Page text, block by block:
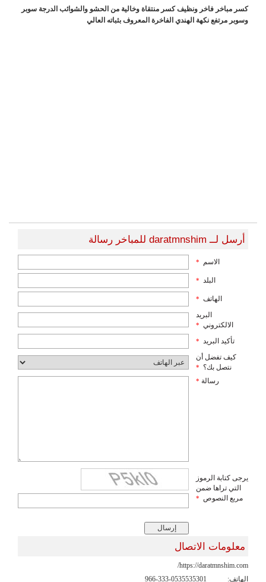
كسر مباخر فاخر ونظيف كسر منتقاة وخالية من الحشو والشوائب الدرجة سوبر
وسوبر مرتفع نكهة الهندي الفاخرة المعروف بثباته العالي
أرسل لــ daratmnshim للمباخر رسالة
الاسم *
البلد *
الهاتف *
البريد
الالكتروني *
تأكيد البريد *
كيف تفضل أن
نتصل بك؟ *
رسالة *
يرجى كتابة الرموز
التي تراها ضمن
مربع النصوص *
معلومات الاتصال
https://daratmnshim.com/
الهاتف:
966-333-0535535301